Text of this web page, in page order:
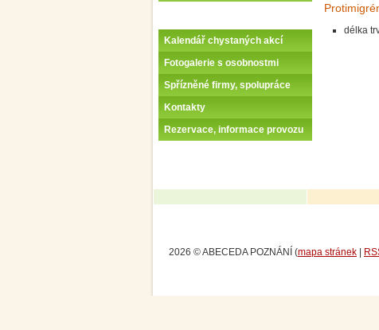
délka
Kalendář chystaných akcí
Fotogalerie s osobnostmi
Spřízněné firmy, spolupráce
Kontakty
Rezervace, informace provozu
2026 © ABECEDA POZNÁNÍ (mapa stránek